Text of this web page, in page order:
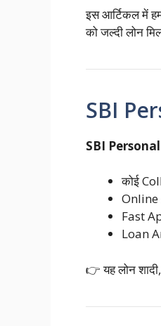
इस आर्टिकल में
को जल्दी लोन
SBI
SBI
कोई
Online
Fast
Loan
👉 यह लोन